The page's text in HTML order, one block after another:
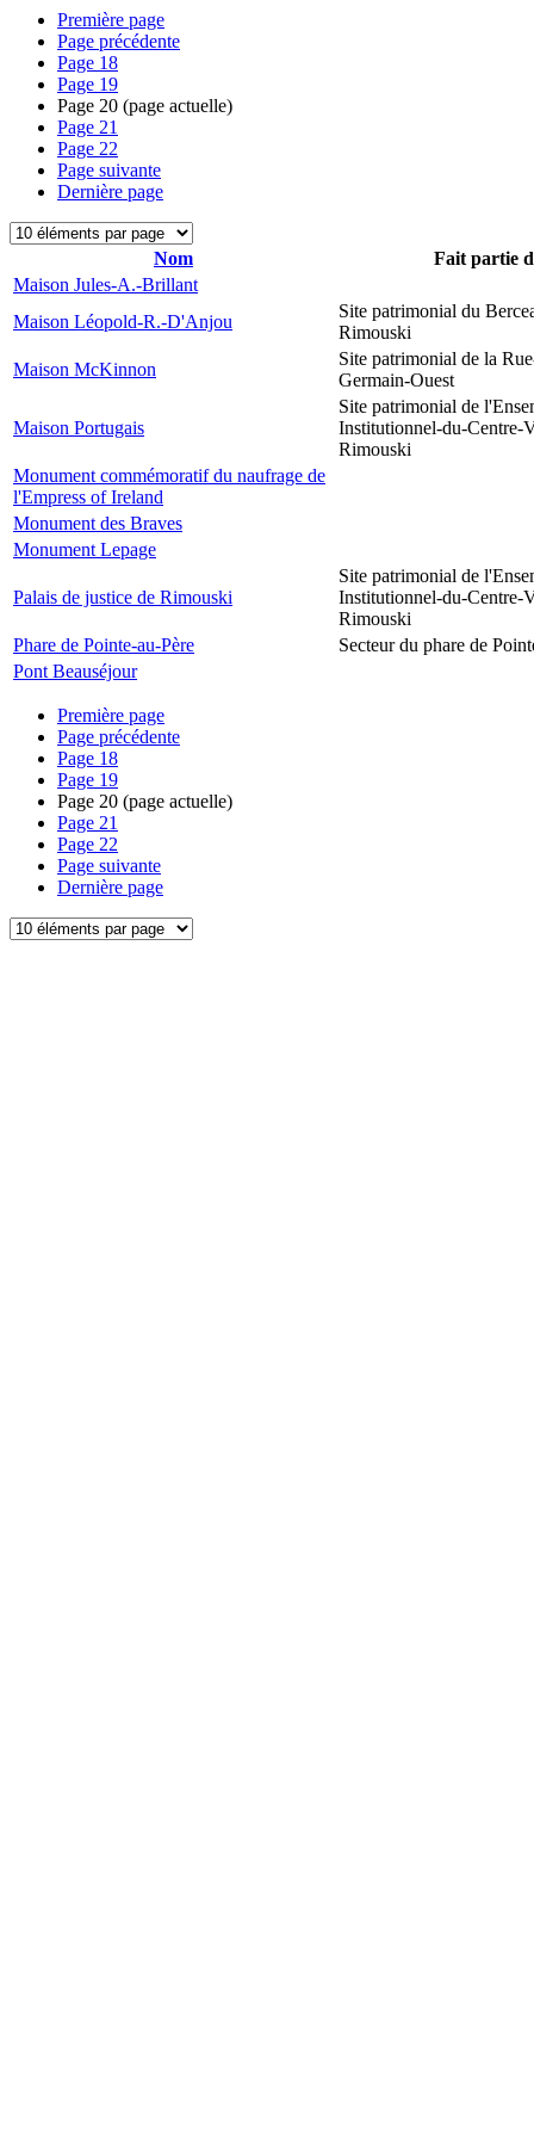
Première page
Page précédente
Page 18
Page 19
Page 20 (page actuelle)
Page 21
Page 22
Page suivante
Dernière page
Nom
Fait partie
Maison Jules-A.-Brillant
Maison Léopold-R.-D'Anjou
Site patrimonial du
Rimouski
Maison McKinnon
Site patrimonial de la
Germain-Ouest
Maison Portugais
Site patrimonial de
Institutionnel-du-Centre-
Rimouski
Monument commémoratif du naufrage de
l'Empress of Ireland
Monument des Braves
Monument Lepage
Palais de justice de Rimouski
Site patrimonial de
Institutionnel-du-Centre-
Rimouski
Phare de Pointe-au-Père
Secteur du phare de
Pont Beauséjour
Première page
Page précédente
Page 18
Page 19
Page 20 (page actuelle)
Page 21
Page 22
Page suivante
Dernière page